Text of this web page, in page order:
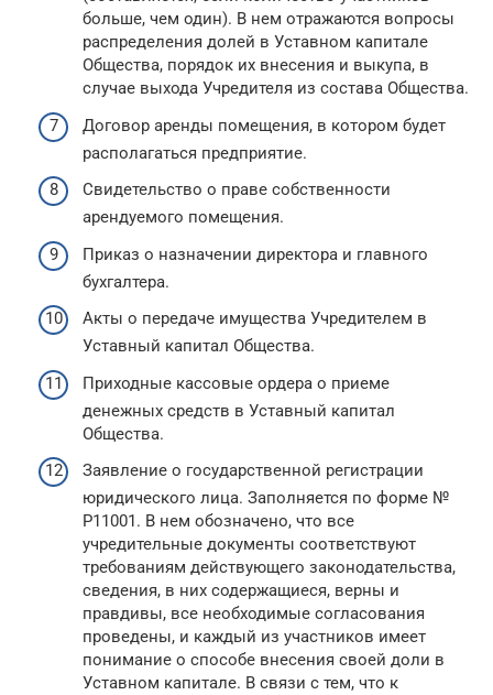
больше, чем один). В нем отражаются вопросы
распределения долей в Уставном капитале
Общества, порядок их внесения и выкупа, в
случае выхода Учредителя из состава Общества.
Договор аренды помещения, в котором будет
располагаться предприятие.
Свидетельство о праве собственности
арендуемого помещения.
Приказ о назначении директора и главного
бухгалтера.
Акты о передаче имущества Учредителем в
Уставный капитал Общества.
Приходные кассовые ордера о приеме
денежных средств в Уставный капитал
Общества.
Заявление о государственной регистрации
юридического лица. Заполняется по форме №
Р11001. В нем обозначено, что все
учредительные документы соответствуют
требованиям действующего законодательства,
сведения, в них содержащиеся, верны и
правдивы, все необходимые согласования
проведены, и каждый из участников имеет
понимание о способе внесения своей доли в
Уставном капитале. В связи с тем, что к